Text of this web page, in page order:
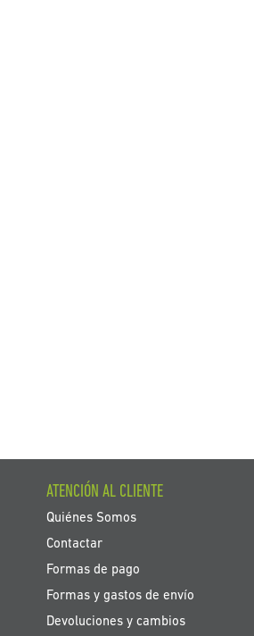
ATENCIÓN AL CLIENTE
Quiénes Somos
Contactar
Formas de pago
Formas y gastos de envío
Devoluciones y cambios